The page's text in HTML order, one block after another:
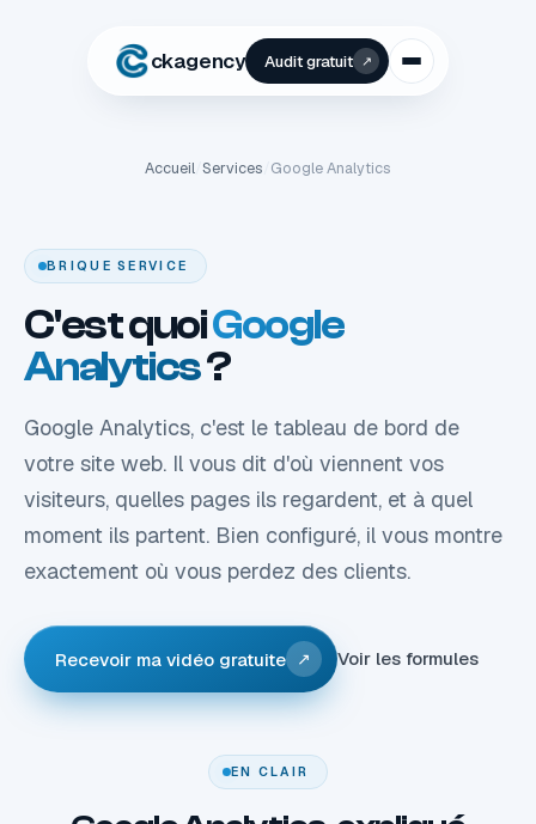
ckagency Audit gratuit ↗
Accueil Services Google Analytics
BRIQUE SERVICE
C'est quoiGoogle
Analytics?
Google Analytics, c'est le tableau de bord de
votre site web. Il vous dit d'où viennent vos
visiteurs, quelles pages ils regardent, et à quel
moment ils partent. Bien configuré, il vous montre
exactement où vous perdez des clients.
Recevoir ma vidéo gratuite ↗ Voir les formules
EN CLAIR